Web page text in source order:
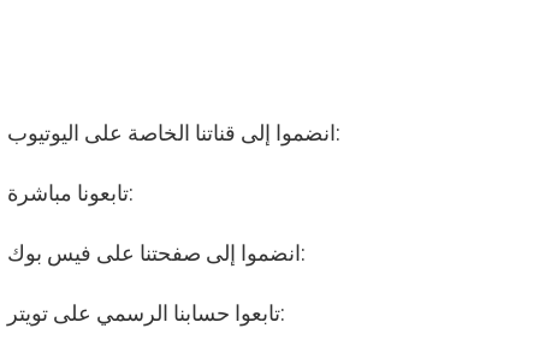
انضموا إلى قناتنا الخاصة على اليوتيوب:
تابعونا مباشرة:
انضموا إلى صفحتنا على فيس بوك:
تابعوا حسابنا الرسمي على تويتر: